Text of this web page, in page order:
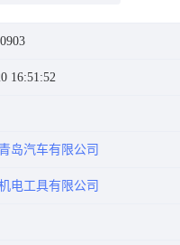
16:51:52
岛汽车有限公司
电工具有限公司